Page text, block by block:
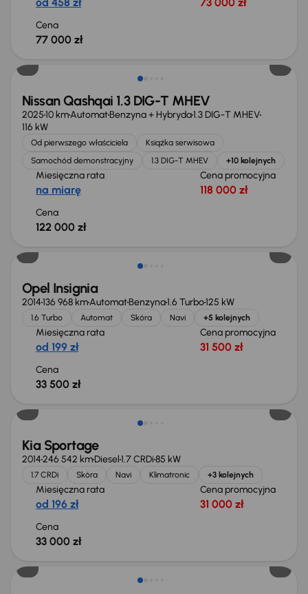
Cena
77 000 zł
Nissan Qashqai 1.3 DIG-T MHEV
202510 kmAutomatBenzyna + Hybryda1.3 DIG-T MHEV
116 kW
Od pierwszego właściciela
Książka serwisowa
Samochód demonstracyjny
1.3 DIG-T MHEV +10 kolejnych
Miesięczna rata
na miarę
Cena promocyjna
118 000 zł
Cena
122 000 zł
Opel Insignia
2014136 968 kmAutomatBenzyna1.6 Turbo125 kW
1.6 Turbo Automat Skóra Navi +5 kolejnych
Miesięczna rata
od 199 zł
Cena promocyjna
31 500 zł
Cena
33 500 zł
Kia Sportage
2014246 542 kmDiesel1.7 CRDi85 kW
1.7 CRDi Skóra Navi Klimatronic +3 kolejnych
Miesięczna rata
od 196 zł
Cena promocyjna
31 000 zł
Cena
33 000 zł